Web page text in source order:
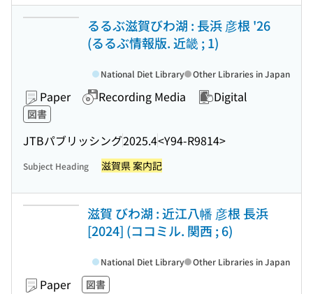
るるぶ滋賀びわ湖 : 長浜 彦根 '26
(るるぶ情報版. 近畿 ; 1)
Paper Recording Media Digital
図書
JTBパブリッシング2025.4<Y94-R9814>
National Diet Library Other Libraries in Japan
Subject Heading 滋賀県 案内記
滋賀 びわ湖 : 近江八幡 彦根 長浜
[2024] (ココミル. 関西 ; 6)
Paper 図書
National Diet Library Other Libraries in Japan